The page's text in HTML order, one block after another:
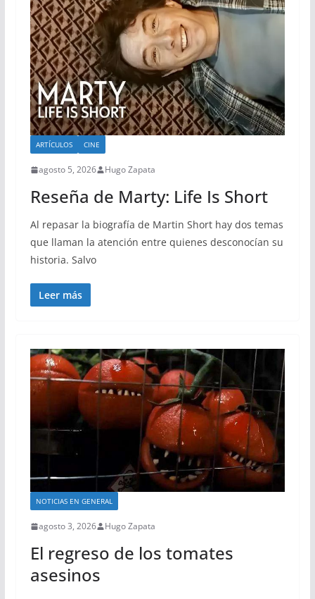
ARTÍCULOS CINE
agosto 5, 2026 Hugo Zapata
Reseña de Marty: Life Is Short
Al repasar la biografía de Martin Short hay dos temas
que llaman la atención entre quienes desconocían su
historia. Salvo
Leer más
NOTICIAS EN GENERAL
agosto 3, 2026 Hugo Zapata
El regreso de los tomates
asesinos